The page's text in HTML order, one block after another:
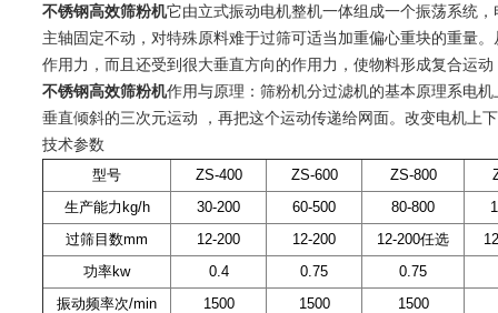
不锈钢高效筛粉机它由立式振动电机整机一体组成一个振荡系统
主轴固定不动，对特殊原料难于过筛可适当加重偏心重块的重量
作用力，而且还受到很大垂直方向的作用力，使物料形成复合运
不锈钢高效筛粉机作用与原理：筛粉机分过滤机的基本原理系电
垂直倾斜的三次元运动 ，再把这个运动传递给网面。改变电机上
技术参数
型号
ZS-400 ZS-600 ZS-800
生产能力kg/h
30-200 60-500 80-800
过筛目数mm
12-200 12-200 12-200任选
功率kw
0.4 0.75
0.75
振动频率次/min
1500 1500
1500